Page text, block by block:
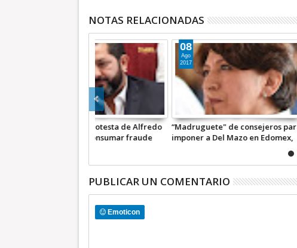
NOTAS RELACIONADAS
Demanda PT-Edomex anular
comicios y nuevas elecciones
11
Jun
2017
Forman frente
sociales y
08
PUBLICAR UN COMENTARIO
Emoticon